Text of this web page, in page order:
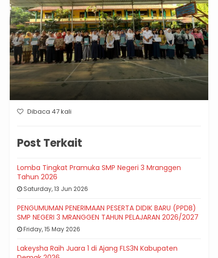
Dibaca 47 kali
Post Terkait
Lomba Tingkat Pramuka SMP Negeri 3 Mranggen
Tahun 2026
Saturday, 13 Jun 2026
PENGUMUMAN PENERIMAAN PESERTA DIDIK BARU (PPDB)
SMP NEGERI 3 MRANGGEN TAHUN PELAJARAN 2026/2027
Friday, 15 May 2026
Lakeysha Raih Juara 1 di Ajang FLS3N Kabupaten